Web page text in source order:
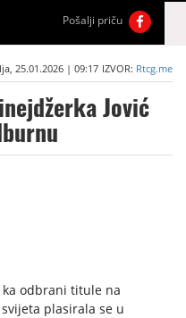
Pošalji priču
25.01.2026 | 09:17 IZVOR: Rtcg.me
Jović
odbrani titule na
plasirala se u